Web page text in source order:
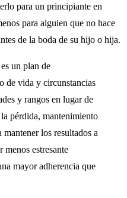
para un principiante en
para alguien que no hace
de la boda de su hijo o hija.
un plan de
de vida y circunstancias
y rangos en lugar de
pérdida, mantenimiento
los resultados a
menos estresante
mayor adherencia que